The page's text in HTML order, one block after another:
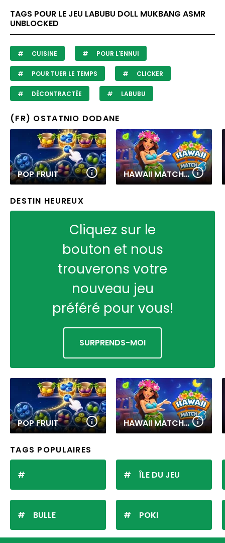
TAGS POUR LE JEU LABUBU DOLL MUKBANG ASMR
UNBLOCKED
CUISINE POUR L'ENNUI
POUR TUER LE TEMPS CLICKER
DÉCONTRACTÉE LABUBU
(FR) OSTATNIO DODANE
POP FRUIT HAWAII MATCH 6
DESTIN HEUREUX
Cliquez sur le
bouton et nous
trouverons votre
nouveau jeu
préféré pour vous!
SURPRENDS-MOI
POP FRUIT HAWAII MATCH 6
TAGS POPULAIRES
BULLE
ÎLE DU JEU
POKI